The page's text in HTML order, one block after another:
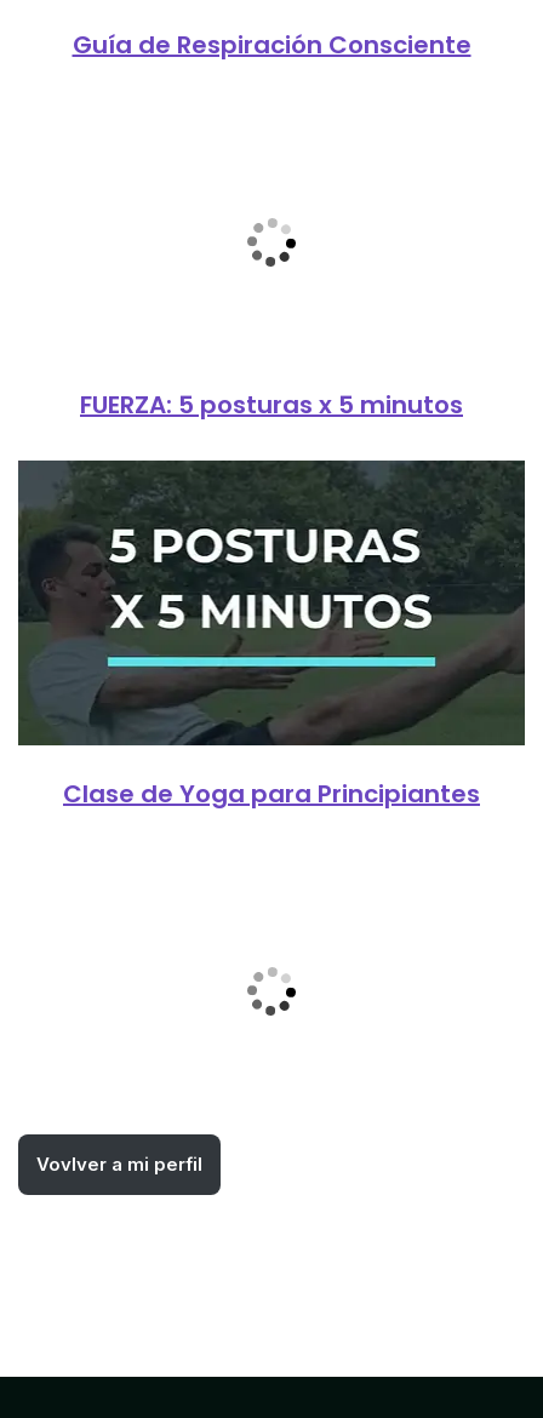
Guía de Respiración Consciente
FUERZA: 5 posturas x 5 minutos
Clase de Yoga para Principiantes
Vovlver a mi perfil